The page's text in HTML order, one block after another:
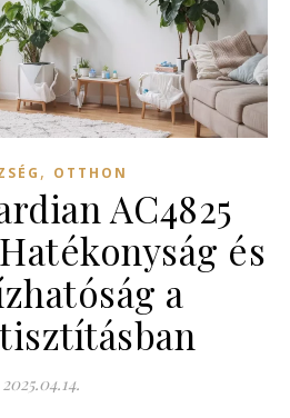
, OTTHON
AC4825
és
a
2025.04.14.